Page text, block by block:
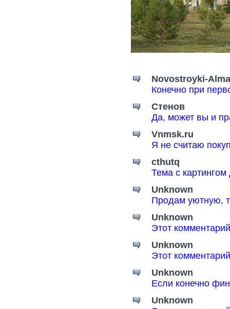
Novostroyki-
Конечно при
Стенов
Да, может вы и
Vnmsk.ru
Я не считаю
cthutq
Тема с
Unknown
Продам уютную,
Unknown
Этот
Unknown
Этот
Unknown
Если конечно
Unknown